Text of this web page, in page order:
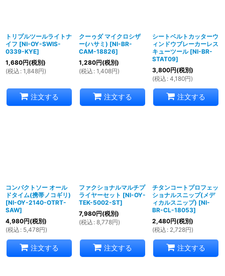
トリプルツールライトナ
イフ [NI-OY-SWIS-
0339-KYE]
1,680円(税別)
(税込 : 1,848円)
注文する
クーゥダ マイクロシザ
ー(ハサミ) [NI-BR-
CAM-18826]
1,280円(税別)
(税込 : 1,408円)
注文する
シートベルトカッターウ
ィンドウブレーカーレス
キューツール [NI-BR-
STAT09]
3,800円(税別)
(税込 : 4,180円)
注文する
コンパクトソー オール
ドタイム(携帯ノコギリ)
[NI-OY-2140-OTRT-
SAW]
4,980円(税別)
(税込 : 5,478円)
注文する
ファクショナルマルチプ
ライヤーセット [NI-OY-
TEK-5002-ST]
7,980円(税別)
(税込 : 8,778円)
注文する
チタンコートプロフェッ
ショナルスニップ(メデ
ィカルスニップ) [NI-
BR-CL-18053]
2,480円(税別)
(税込 : 2,728円)
注文する